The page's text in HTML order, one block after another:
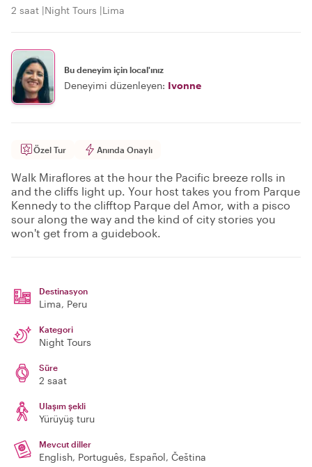
2 saat Night Tours Lima
Bu deneyim için local'ınız
Deneyimi düzenleyen: Ivonne
Özel Tur Anında Onaylı
Walk Miraflores at the hour the Pacific breeze rolls in
and the cliffs light up. Your host takes you from Parque
Kennedy to the clifftop Parque del Amor, with a pisco
sour along the way and the kind of city stories you
won't get from a guidebook.
Destinasyon
Lima, Peru
Kategori
Night Tours
Süre
2 saat
Ulaşım şekli
Yürüyüş turu
Mevcut diller
English, Português, Español, Čeština